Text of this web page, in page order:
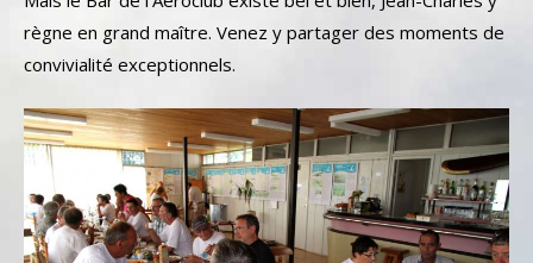
règne en grand maître. Venez y partager des moments de
convivialité exceptionnels.